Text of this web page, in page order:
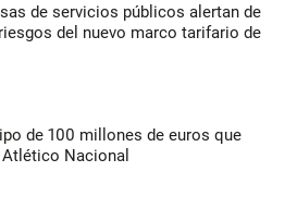
de servicios públicos alertan de
del nuevo marco tarifario de
de 100 millones de euros que
Nacional